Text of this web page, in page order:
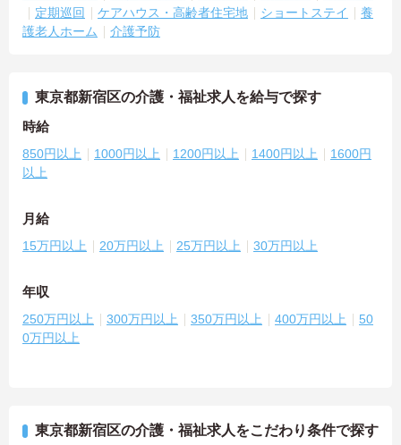
定期巡回
ケアハウス・高齢者住宅地 ショートステイ
養
護老人ホーム
介護予防
東京都新宿区の介護・福祉求人を給与で探す
時給
850円以上 1000円以上 1200円以上 1400円以上
1600円
以上
月給
15万円以上 20万円以上 25万円以上 30万円以上
年収
250万円以上 300万円以上 350万円以上 400万円以上
50
0万円以上
東京都新宿区の介護・福祉求人をこだわり条件で探す